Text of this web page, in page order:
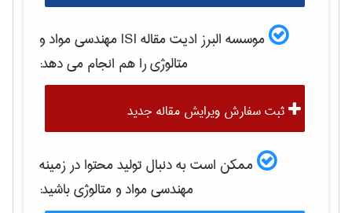
موسسه البرز ادیت مقاله ISI
مهندسی مواد و
متالوژیرا هم انجام می دهد:
ثبت سفارش ویرایش مقاله جدید
ممکن است به دنبال تولید محتوا در زمینه
مهندسی مواد و متالوژیباشید: